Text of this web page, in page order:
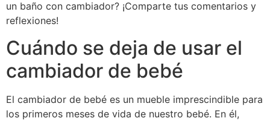
un baño con cambiador? ¡Comparte tus comentarios y
reflexiones!
Cuándo se deja de usar el
cambiador de bebé
El cambiador de bebé es un mueble imprescindible para
los primeros meses de vida de nuestro bebé. En él,